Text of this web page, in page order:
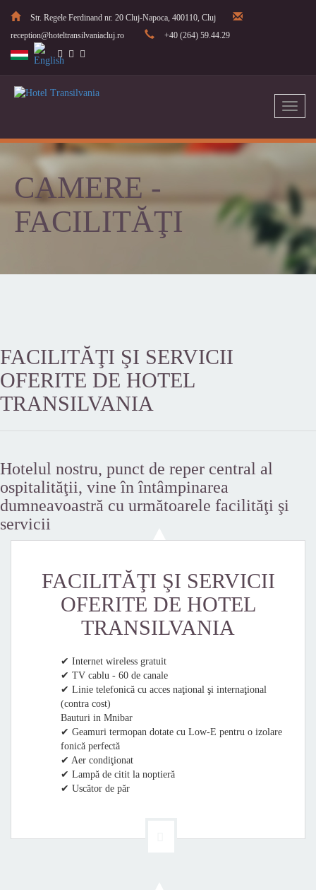
Str. Regele Ferdinand nr. 20 Cluj-Napoca, 400110, Cluj
reception@hoteltransilvaniacluj.ro
+40 (264) 59.44.29
Toggle
CAMERE -
FACILITĂŢI
FACILITĂŢI ŞI SERVICII
OFERITE DE HOTEL
TRANSILVANIA
Hotelul nostru, punct de reper central al
ospitalităţii, vine în întâmpinarea
dumneavoastră cu următoarele facilităţi şi
servicii
FACILITĂŢI ŞI SERVICII
OFERITE DE HOTEL
TRANSILVANIA
✔ Internet wireless gratuit
✔ TV cablu - 60 de canale
✔ Linie telefonică cu acces naţional şi internaţional
(contra cost)
Bauturi in Mnibar
✔ Geamuri termopan dotate cu Low-E pentru o izolare
fonică perfectă
✔ Aer condiţionat
✔ Lampă de citit la noptieră
✔ Uscător de păr